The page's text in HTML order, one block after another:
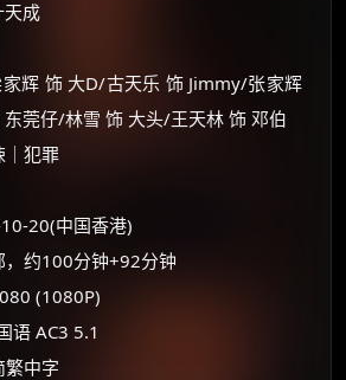
成
辉 饰 大D/古天乐 饰 Jimmy/张家辉
莞仔/林雪 饰 大头/王天林 饰 邓伯
｜犯罪
20(中国香港)
约100分钟+92分钟
(1080P)
语 AC3 5.1
繁中字